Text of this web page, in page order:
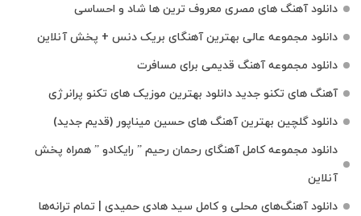
دانلود آهنگ های مصری معروف ترین ها شاد و احساسی
دانلود مجموعه عالی بهترین آهنگای بریک دنس + پخش آنلاین
دانلود مجموعه آهنگ قدیمی برای مسافرت
آهنگ های تکنو جدید دانلود بهترین موزیک های تکنو پرانرژی
دانلود گلچین بهترین آهنگ های حسین میناپور (قدیم جدید)
دانلود مجموعه کامل آهنگای رحمان رحیم ” رایکادو ” همراه پخش
آنلاین
دانلود آهنگ‌های محلی و کامل سید هادی حمیدی | تمام ترانه‌ها